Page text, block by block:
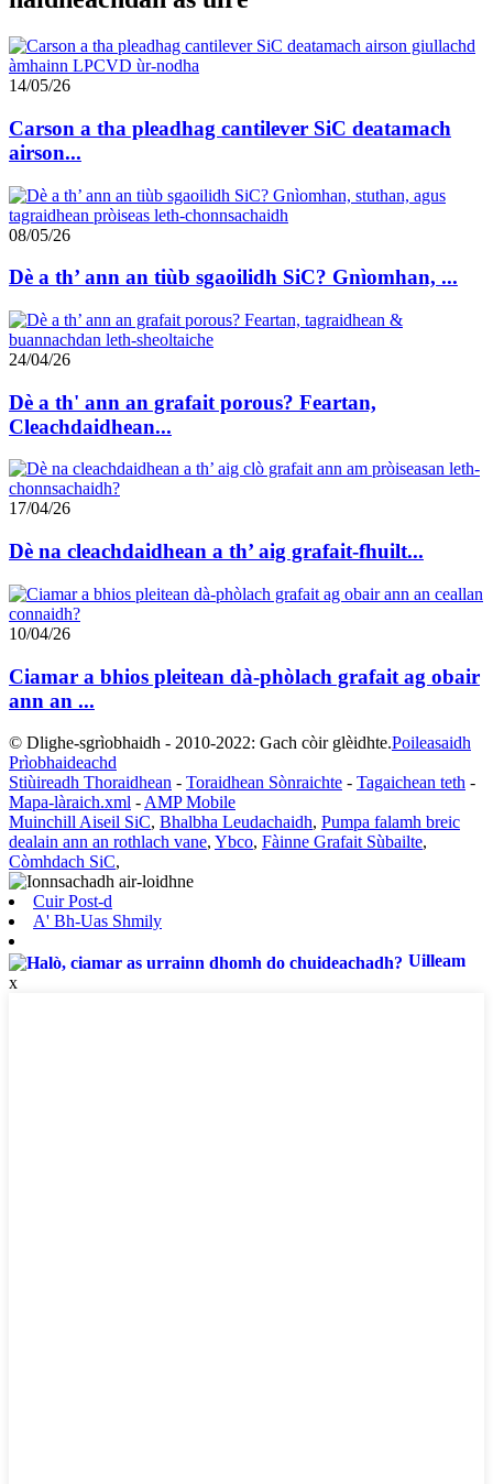
14/05/26
Carson a tha pleadhag cantilever SiC deatamach
airson...
08/05/26
Dè a th’ ann an tiùb sgaoilidh SiC? Gnìomhan, ...
24/04/26
Dè a th' ann an grafait porous? Feartan,
Cleachdaidhean...
17/04/26
Dè na cleachdaidhean a th’ aig grafait-fhuilt...
10/04/26
Ciamar a bhios pleitean dà-phòlach grafait ag obair
ann an ...
© Dlighe-sgrìobhaidh - 2010-2022: Gach còir glèidhte.Poileasaidh
Prìobhaideachd
Stiùireadh Thoraidhean - Toraidhean Sònraichte - Tagaichean teth -
Mapa-làraich.xml - AMP Mobile
Muinchill Aiseil SiC, Bhalbha Leudachaidh, Pumpa falamh breic
dealain ann an rothlach vane, Ybco, Fàinne Grafait Sùbailte,
Còmhdach SiC,
Cuir Post-d
A' Bh-Uas Shmily
Uilleam
x